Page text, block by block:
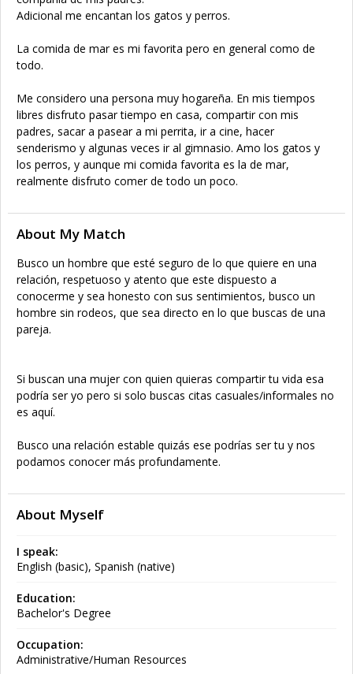
Adicional me encantan los gatos y perros.
La comida de mar es mi favorita pero en general como de
todo.
Me considero una persona muy hogareña. En mis tiempos
libres disfruto pasar tiempo en casa, compartir con mis
padres, sacar a pasear a mi perrita, ir a cine, hacer
senderismo y algunas veces ir al gimnasio. Amo los gatos y
los perros, y aunque mi comida favorita es la de mar,
realmente disfruto comer de todo un poco.
About My Match
Busco un hombre que esté seguro de lo que quiere en una
relación, respetuoso y atento que este dispuesto a
conocerme y sea honesto con sus sentimientos, busco un
hombre sin rodeos, que sea directo en lo que buscas de una
pareja.
Si buscan una mujer con quien quieras compartir tu vida esa
podría ser yo pero si solo buscas citas casuales/informales no
es aquí.
Busco una relación estable quizás ese podrías ser tu y nos
podamos conocer más profundamente.
About Myself
I speak:
English (basic), Spanish (native)
Education:
Bachelor's Degree
Occupation:
Administrative/Human Resources